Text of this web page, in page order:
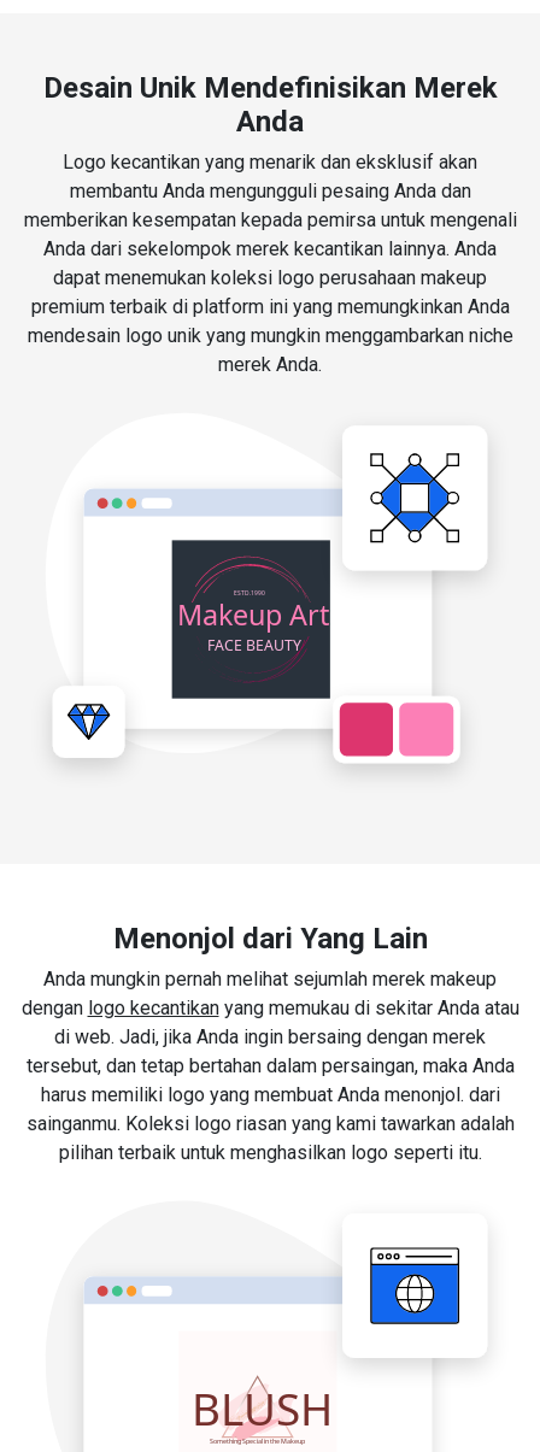
Desain Unik Mendefinisikan Merek
Anda
Logo kecantikan yang menarik dan eksklusif akan
membantu Anda mengungguli pesaing Anda dan
memberikan kesempatan kepada pemirsa untuk mengenali
Anda dari sekelompok merek kecantikan lainnya. Anda
dapat menemukan koleksi logo perusahaan makeup
premium terbaik di platform ini yang memungkinkan Anda
mendesain logo unik yang mungkin menggambarkan niche
merek Anda.
Menonjol dari Yang Lain
Anda mungkin pernah melihat sejumlah merek makeup
dengan logo kecantikanyang memukau di sekitar Anda atau
di web. Jadi, jika Anda ingin bersaing dengan merek
tersebut, dan tetap bertahan dalam persaingan, maka Anda
harus memiliki logo yang membuat Anda menonjol. dari
sainganmu. Koleksi logo riasan yang kami tawarkan adalah
pilihan terbaik untuk menghasilkan logo seperti itu.